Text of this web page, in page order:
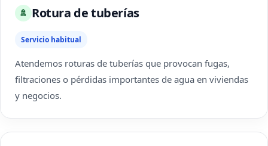
🚿 Rotura de tuberías
Servicio habitual
Atendemos roturas de tuberías que provocan fugas,
filtraciones o pérdidas importantes de agua en viviendas
y negocios.